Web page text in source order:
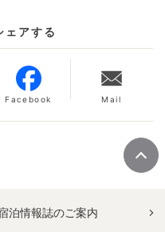
ェアする
Facebook Mail
泊情報誌のご案内